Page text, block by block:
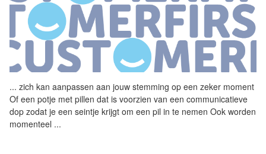
... zich kan aanpassen aan jouw stemming op een zeker moment
Of een potje met pillen dat is voorzien van een communicatieve
dop zodat je een seintje krijgt om een pil in te nemen Ook worden
momenteel ...